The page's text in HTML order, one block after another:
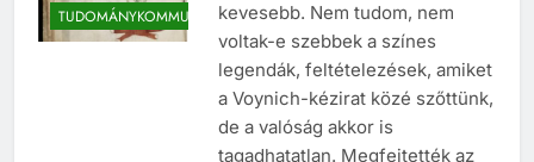
TUDOMÁNYKOMMUNIKÁCIÓkevesebb. Nem tudom, nem
voltak-e szebbek a színes
legendák, feltételezések, amiket
a Voynich-kézirat közé szőttünk,
de a valóság akkor is
tagadhatatlan. Megfejtették az